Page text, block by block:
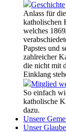
Geschichte
Anlass für
katholischen
welches
Papstes und
zahlreicher
die nicht mit
Einklang
Mitglied
So einfach
katholische
dazu.
Unsere
Unser Glaube